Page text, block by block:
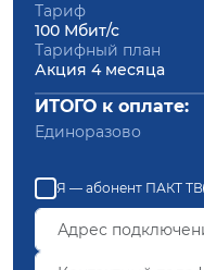
Тариф
100 Мбит/с
Тарифный план
Акция 4 месяца
ИТОГО к оплате:
Единоразово
Я — абонент ПАКТ ТВ